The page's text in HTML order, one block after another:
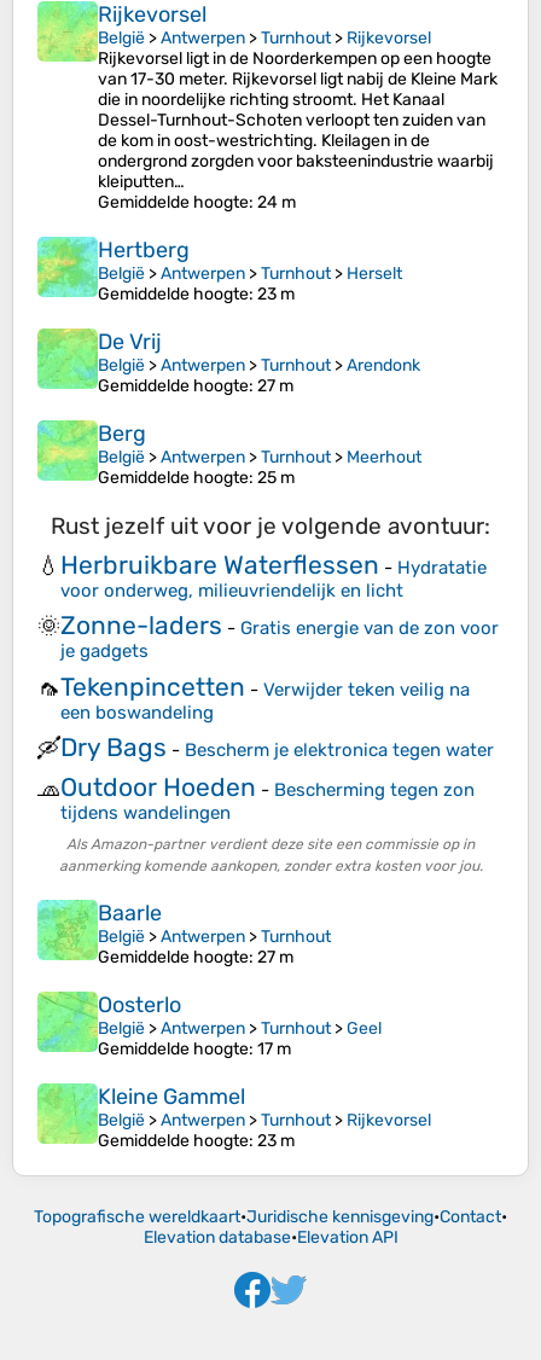
Rijkevorsel
België >Antwerpen >Turnhout> Rijkevorsel
Rijkevorsel ligt in de Noorderkempen op een hoogte
van 17-30 meter. Rijkevorsel ligt nabij de Kleine Mark
die in noordelijke richting stroomt. Het Kanaal
Dessel-Turnhout-Schoten verloopt ten zuiden van
de kom in oost-westrichting. Kleilagen in de
ondergrond zorgden voor baksteenindustrie waarbij
kleiputten…
Gemiddelde hoogte: 24 m
Hertberg
België >Antwerpen >Turnhout> Herselt
Gemiddelde hoogte: 23 m
De Vrij
België >Antwerpen >Turnhout>Arendonk
Gemiddelde hoogte: 27 m
Berg
België >Antwerpen >Turnhout> Meerhout
Gemiddelde hoogte: 25 m
Rust jezelf uit voor je volgende avontuur:
💧 Herbruikbare Waterflessen - Hydratatie
voor onderweg, milieuvriendelijk en licht
🌞Zonne-laders - Gratis energie van de zon voor
je gadgets
🦟Tekenpincetten - Verwijder teken veilig na
een boswandeling
🛶Dry Bags - Bescherm je elektronica tegen water
🧢Outdoor Hoeden - Bescherming tegen zon
tijdens wandelingen
Als Amazon-partner verdient deze site een commissie op in
aanmerking komende aankopen, zonder extra kosten voor jou.
Baarle
België >Antwerpen >Turnhout
Gemiddelde hoogte: 27 m
Oosterlo
België >Antwerpen >Turnhout>Geel
Gemiddelde hoogte: 17 m
Kleine Gammel
België >Antwerpen >Turnhout> Rijkevorsel
Gemiddelde hoogte: 23 m
Topografische wereldkaart•Juridische kennisgeving•Contact•
Elevation database•Elevation API